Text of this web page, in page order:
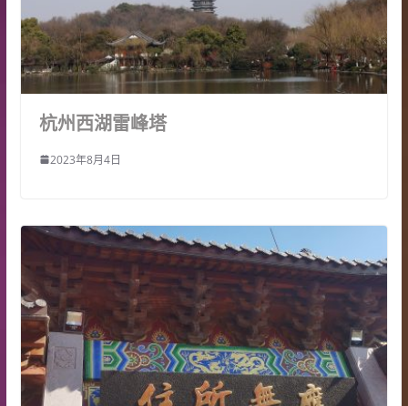
杭州西湖雷峰塔
2023年8月4日